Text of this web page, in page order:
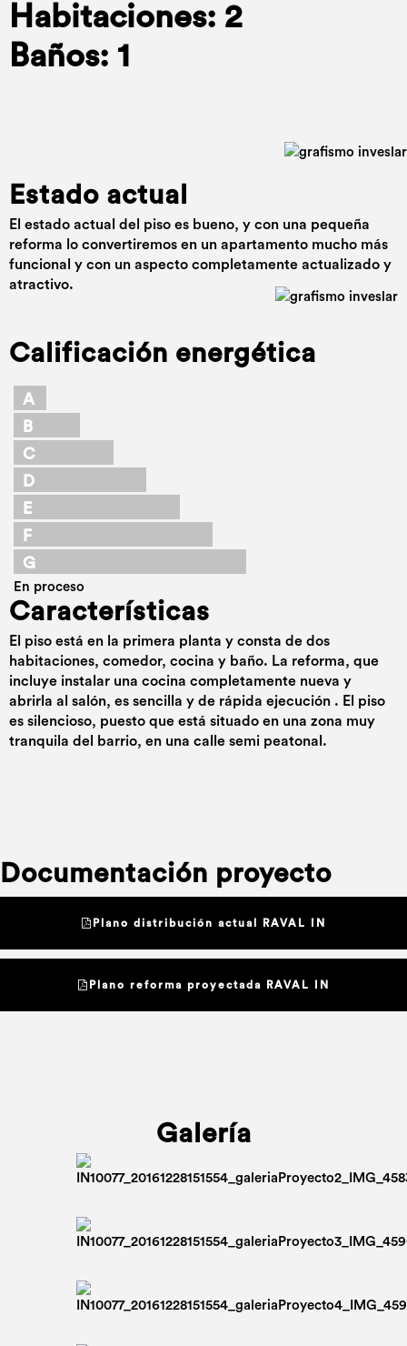
Habitaciones: 2
Baños: 1
Estado actual
El estado actual del piso es bueno, y con una pequeña
reforma lo convertiremos en un apartamento mucho más
funcional y con un aspecto completamente actualizado y
atractivo.
Calificación energética
A
B
C
D
E
F
G
En proceso
Características
El piso está en la primera planta y consta de dos
habitaciones, comedor, cocina y baño. La reforma, que
incluye instalar una cocina completamente nueva y
abrirla al salón, es sencilla y de rápida ejecución . El piso
es silencioso, puesto que está situado en una zona muy
tranquila del barrio, en una calle semi peatonal.
Documentación proyecto
Plano distribución actual RAVAL IN
Plano reforma proyectada RAVAL IN
Galería